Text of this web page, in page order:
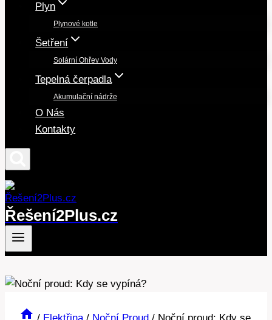
Plyn
Plynové kotle
Šetření
Solární Ohřev Vody
Tepelná čerpadla
Akumulační nádrže
O Nás
Kontakty
Řešení2Plus.cz